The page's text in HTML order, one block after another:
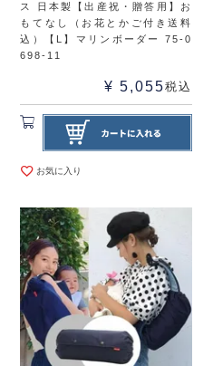
ス 日本製【出産祝・贈答用】お
もてなし（お花とかご付き送料
込）【L】マリンボーダー 75-0
698-11
¥ 5,055税込
お気に入り